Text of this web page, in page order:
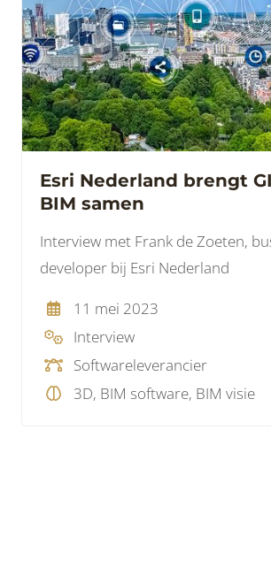
Esri Nederland brengt
BIM samen
Interview met Frank de Zoeten,
developer bij Esri Nederland
11 mei 2023
Interview
Softwareleverancier
3D, BIM software, BIM visie